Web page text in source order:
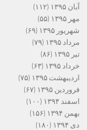
آبان ۱۳۹۵
(۱۱۲)
مهر ۱۳۹۵
(۵۵)
شهریور ۱۳۹۵
(۶۹)
مرداد ۱۳۹۵
(۷۹)
تیر ۱۳۹۵
(۸۶)
خرداد ۱۳۹۵
(۶۳)
اردیبهشت ۱۳۹۵
(۷۵)
فروردین ۱۳۹۵
(۶۷)
اسفند ۱۳۹۴
(۱۰۰)
بهمن ۱۳۹۴
(۱۵۶)
دی ۱۳۹۴
(۱۸۰)